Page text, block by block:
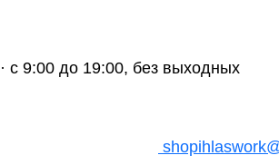
с 9:00 до 19:00, без выходных